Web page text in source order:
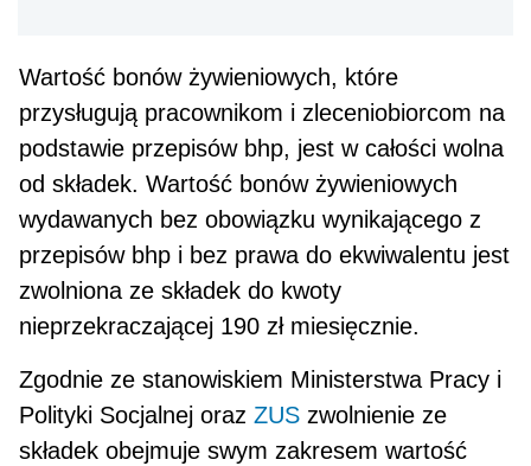
Wartość bonów żywieniowych, które
przysługu­ją pracownikom i zleceniobiorcom na
podstawie przepisów bhp, jest w całości wolna
od składek. Wartość bonów żywieniowych
wydawanych bez obowiązku wynikającego z
przepisów bhp i bez prawa do ekwiwalentu jest
zwolniona ze skła­dek do kwoty
nieprzekraczającej 190 zł miesięcz­nie.
Zgodnie ze stanowiskiem Ministerstwa Pracy i
Polityki Socjalnej orazZUS zwolnienie ze
składek obejmuje swym zakresem wartość